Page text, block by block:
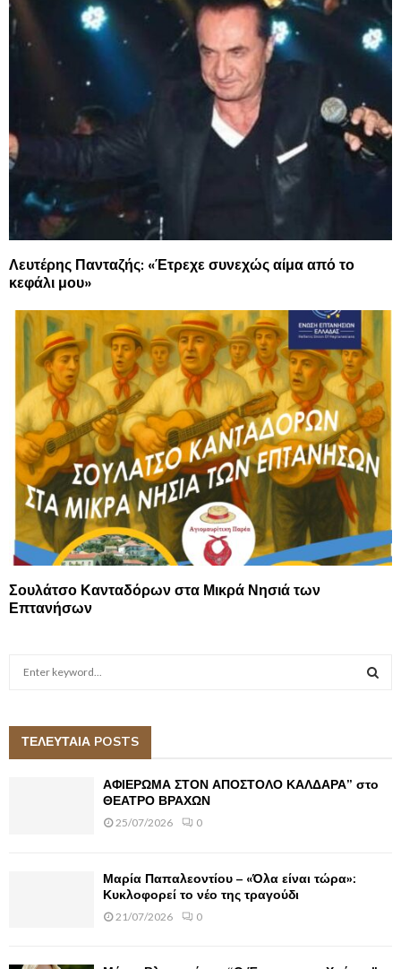
Λευτέρης Πανταζής: «Έτρεχε συνεχώς αίμα από το
κεφάλι μου»
Σουλάτσο Κανταδόρων στα Μικρά Νησιά των
Επτανήσων
h
A
ΤΕΛΕΥΤΑΙΑ POSTS
ΑΦΙΕΡΩΜΑ ΣΤΟΝ ΑΠΟΣΤΟΛΟ ΚΑΛΔΑΡΑ” στο
ΘΕΑΤΡΟ ΒΡΑΧΩΝ
25/07/2026 0
Μαρία Παπαλεοντίου – «Όλα είναι τώρα»:
Κυκλοφορεί το νέο της τραγούδι
21/07/2026 0